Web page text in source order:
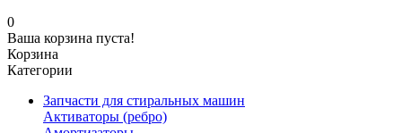
0
Ваша корзина пуста!
Корзина
Категории
Запчасти для стиральных машин
Активаторы (ребро)